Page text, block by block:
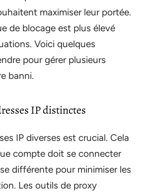
maximiser leur portée.
de blocage est plus élevé
Voici quelques
pour gérer plusieurs
banni.
IP distinctes
IP diverses est crucial. Cela
compte doit se connecter
différente pour minimiser les
Les outils de proxy